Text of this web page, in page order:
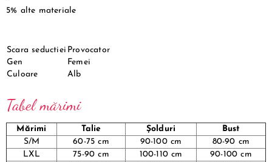
5% alte materiale
Scara seductiei Provocator
Gen
Femei
Culoare
Alb
Tabel mărimi
Mărimi Talie Șolduri
Bust
S/M
60-75 cm 90-100 cm
80-90 cm
LXL
75-90 cm 100-110 cm
90-100 cm